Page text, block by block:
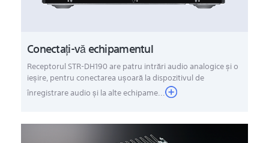
Conectaţi-vă echipamentul
Receptorul STR-DH190 are patru intrări audio analogice şi o
ieşire, pentru conectarea uşoară la dispozitivul de
înregistrare audio şi la alte echipame...